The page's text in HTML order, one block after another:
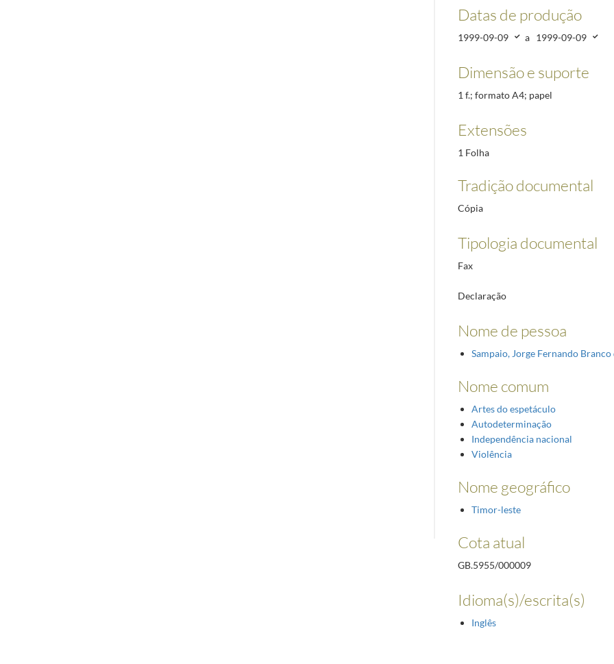
Datas de produção
1999-09-09 a 1999-09-09
Dimensão e suporte
1 f.; formato A4; papel
Extensões
1 Folha
Tradição documental
Cópia
Tipologia documental
Fax
Declaração
Nome de pessoa
Sampaio, Jorge Fernando
Nome comum
Artes do espetáculo
Autodeterminação
Independência nacional
Violência
Nome geográfico
Timor-leste
Cota atual
GB.5955/000009
Idioma(s)/escrita(s)
Inglês